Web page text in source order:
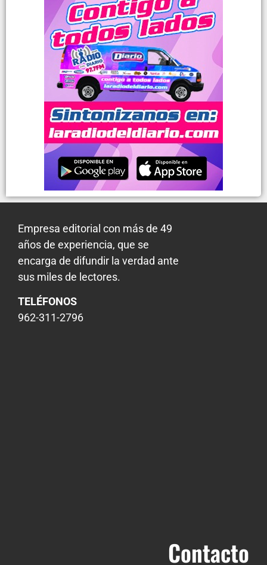
Empresa editorial con más de 49
años de experiencia, que se
encarga de difundir la verdad ante
sus miles de lectores.
TELÉFONOS
962-311-2796
Contacto